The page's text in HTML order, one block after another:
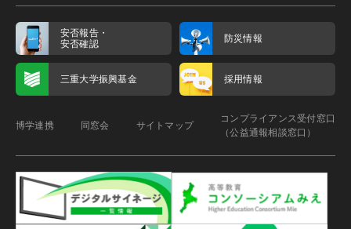
安否報告・
安否確認
防災情報
三重大学振興基金 採用情報
博学連携 同窓会 サイトマップ
コンプライアンス受付窓口
（公益通報相談窓口）